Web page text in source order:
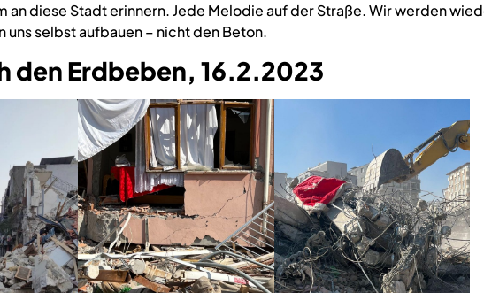
an diese Stadt erinnern. Jede Melodie auf der Straße. Wir werden
uns selbst aufbauen – nicht den Beton.
den Erdbeben, 16.2.2023